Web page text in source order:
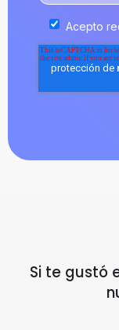
Acepto
Si te gustó